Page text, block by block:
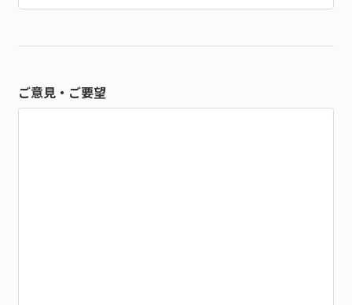
ご意見・ご要望